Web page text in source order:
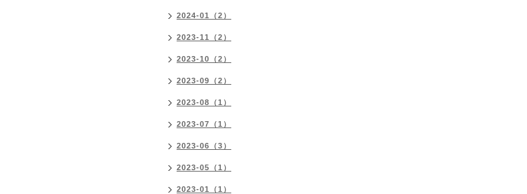
2024-01（2）
2023-11（2）
2023-10（2）
2023-09（2）
2023-08（1）
2023-07（1）
2023-06（3）
2023-05（1）
2023-01（1）